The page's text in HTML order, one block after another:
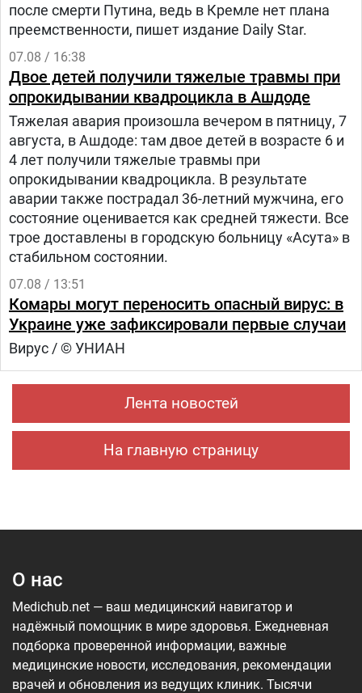
после смерти Путина, ведь в Кремле нет плана
преемственности, пишет издание Daily Star.
07.08 / 16:38
Двое детей получили тяжелые травмы при
опрокидывании квадроцикла в Ашдоде
Тяжелая авария произошла вечером в пятницу, 7
августа, в Ашдоде: там двое детей в возрасте 6 и
4 лет получили тяжелые травмы при
опрокидывании квадроцикла. В результате
аварии также пострадал 36-летний мужчина, его
состояние оценивается как средней тяжести. Все
трое доставлены в городскую больницу «Асута» в
стабильном состоянии.
07.08 / 13:51
Комары могут переносить опасный вирус: в
Украине уже зафиксировали первые случаи
Вирус / © УНИАН
Лента новостей
На главную страницу
О нас
Medichub.net — ваш медицинский навигатор и
надёжный помощник в мире здоровья. Ежедневная
подборка проверенной информации, важные
медицинские новости, исследования, рекомендации
врачей и обновления из ведущих клиник. Тысячи